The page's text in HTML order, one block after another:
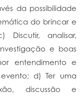
da possibilidade
do brincar e
analisar,
e boas
entendimento e
d) Ter uma
discussão e